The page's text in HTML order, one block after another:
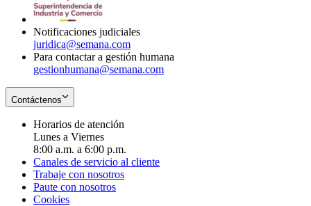
Notificaciones judiciales
juridica@semana.com
Para contactar a gestión humana
gestionhumana@semana.com
Contáctenos
Horarios de atención
Lunes a Viernes
8:00 a.m. a 6:00 p.m.
Canales de servicio al cliente
Trabaje con nosotros
Paute con nosotros
Cookies